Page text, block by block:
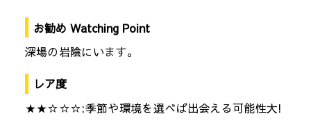
お勧め Watching Point
深場の岩陰にいます。
レア度
★★☆☆☆:季節や環境を選べば出会える可能性大!